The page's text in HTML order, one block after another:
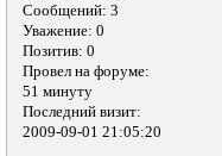
Сообщений: 3
Уважение: 0
Позитив: 0
Провел на форуме:
51 минуту
Последний визит:
2009-09-01 21:05:20